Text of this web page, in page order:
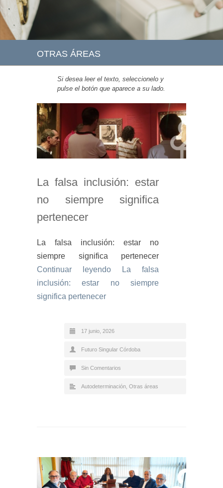
OTRAS ÁREAS
Si desea leer el texto, seleccionelo y
pulse el botón que aparece a su lado.
La falsa inclusión: estar
no siempre significa
pertenecer
La falsa inclusión: estar no
siempre significa pertenecer
Continuar leyendo La falsa
inclusión: estar no siempre
significa pertenecer
17 junio, 2026
Futuro Singular Córdoba
Sin Comentarios
Autodeterminación Otras áreas